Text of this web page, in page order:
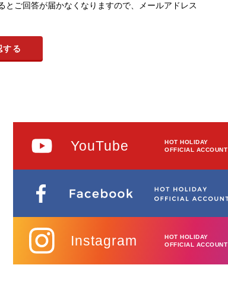
ご回答が届かなくなりますので、メールアドレス
YouTube
HOT HOLIDAY
OFFICIAL ACCOUNT
Instagram
HOT HOLIDAY
OFFICIAL ACCOUNT